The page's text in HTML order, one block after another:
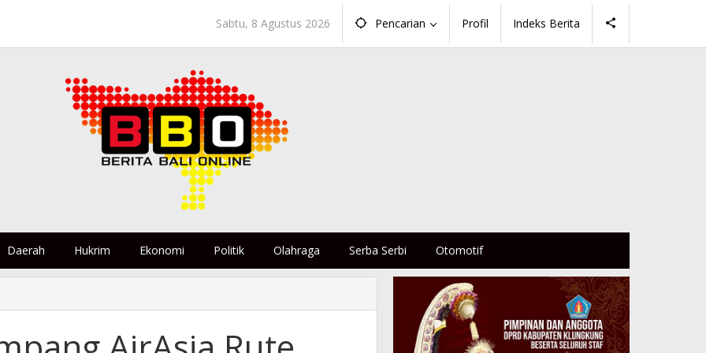
Sabtu, 8 Agustus 2026 Pencarian Profil Indeks Berita
Daerah Hukrim Ekonomi Politik Olahraga Serba Serbi Otomotif